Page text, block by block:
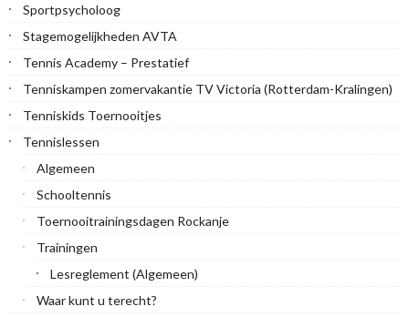
Sportpsycholoog
Stagemogelijkheden AVTA
Tennis Academy – Prestatief
Tenniskampen zomervakantie TV Victoria (Rotterdam-Kralingen)
Tenniskids Toernooitjes
Tennislessen
Algemeen
Schooltennis
Toernooitrainingsdagen Rockanje
Trainingen
Lesreglement (Algemeen)
Waar kunt u terecht?